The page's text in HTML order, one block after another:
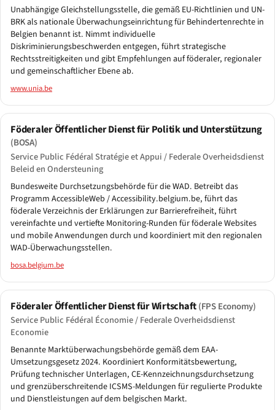
Unabhängige Gleichstellungsstelle, die gemäß EU-Richtlinien und UN-
BRK als nationale Überwachungseinrichtung für Behindertenrechte in
Belgien benannt ist. Nimmt individuelle
Diskriminierungsbeschwerden entgegen, führt strategische
Rechtsstreitigkeiten und gibt Empfehlungen auf föderaler, regionaler
und gemeinschaftlicher Ebene ab.
www.unia.be
Föderaler Öffentlicher Dienst für Politik und Unterstützung
(BOSA)
Service Public Fédéral Stratégie et Appui / Federale Overheidsdienst
Beleid en Ondersteuning
Bundesweite Durchsetzungsbehörde für die WAD. Betreibt das
Programm AccessibleWeb / Accessibility.belgium.be, führt das
föderale Verzeichnis der Erklärungen zur Barrierefreiheit, führt
vereinfachte und vertiefte Monitoring-Runden für föderale Websites
und mobile Anwendungen durch und koordiniert mit den regionalen
WAD-Überwachungsstellen.
bosa.belgium.be
Föderaler Öffentlicher Dienst für Wirtschaft(FPS Economy)
Service Public Fédéral Économie / Federale Overheidsdienst
Economie
Benannte Marktüberwachungsbehörde gemäß dem EAA-
Umsetzungsgesetz 2024. Koordiniert Konformitätsbewertung,
Prüfung technischer Unterlagen, CE-Kennzeichnungsdurchsetzung
und grenzüberschreitende ICSMS-Meldungen für regulierte Produkte
und Dienstleistungen auf dem belgischen Markt.